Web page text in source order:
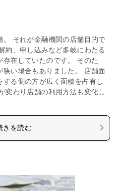
。 それが金融機関の店舗目的で
約、申し込みなど多岐にわたる
在していたのです。 そのた
狭い場合もありました。 店舗面
る側の方が広く面積を占有し
変わり店舗の利用方法も変化し
きを読む